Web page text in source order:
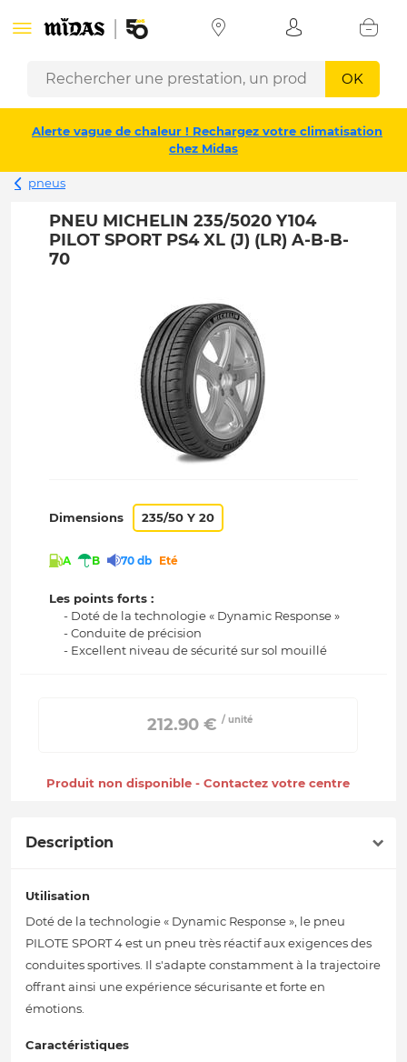
OK
Alerte vague de chaleur ! Rechargez votre climatisation
chez Midas
pneus
PNEU MICHELIN 235/5020 Y104
PILOT SPORT PS4 XL (J) (LR) A-B-B-
70
Dimensions 235/50 Y 20
A B 70 db Eté
Les points forts :
- Doté de la technologie « Dynamic Response »
- Conduite de précision
- Excellent niveau de sécurité sur sol mouillé
212.90 € / unité
Produit non disponible - Contactez votre centre
Description
Utilisation
Doté de la technologie « Dynamic Response », le pneu
PILOTE SPORT 4 est un pneu très réactif aux exigences des
conduites sportives. Il s'adapte constamment à la trajectoire
offrant ainsi une expérience sécurisante et forte en
émotions.
Caractéristiques